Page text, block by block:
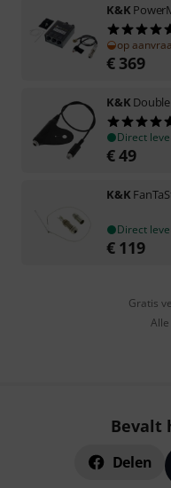
K&K
op
€ 369
K&K
Direct
€49
K&K
Direct
€ 119
Gratis
Bevalt
Delen